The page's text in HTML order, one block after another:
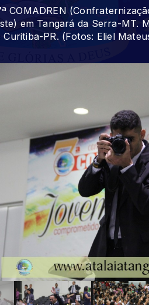
COMADREN
em Tangará da Serra-MT.
Curitiba-PR. (Fotos: Eliel